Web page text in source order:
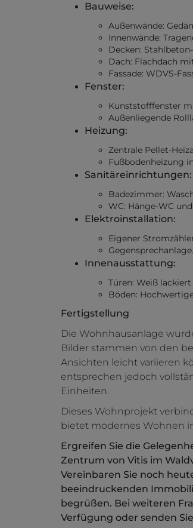
Bauweise:
Außenwände:
Innenwände:
Decken:
Dach: Flachdach
Fassade: WDVS-
Fenster:
Kunststofffenster
Außenliegende
Heizung:
Zentrale Pellet-
Fußbodenheizung
Sanitäreinrichtungen:
Badezimmer:
WC: Hänge-WC
Elektroinstallation:
Eigener
Gegensprechanlage.
Innenausstattung:
Türen: Weiß
Böden:
Fertigstellung
Die Wohnhausanlage
Bilder stammen von den
Ansichten leicht variieren
entsprechen jedoch
Einheiten.
Dieses Wohnprojekt
bietet modernes Wohnen
Ergreifen Sie die
Zentrum von Vitis im
Vereinbaren Sie noch
beeindruckenden
begrüßen. Bei weiteren
Verfügung oder senden